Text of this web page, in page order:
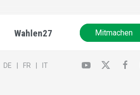
Wahlen27 Mitmachen
DE FR IT